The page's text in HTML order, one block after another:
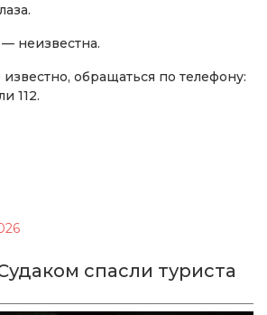
неизвестна.
обращаться по телефону:
112.
спасли туриста